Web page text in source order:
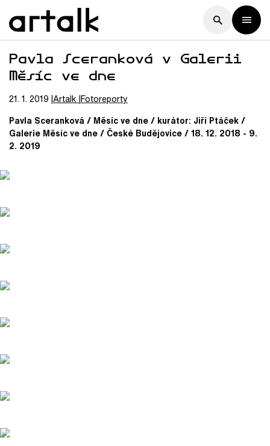
Pavla Sceranková v Galerii
Měsíc ve dne
21. 1. 2019 Artalk Fotoreporty
Pavla Sceranková / Měsíc ve dne / kurátor: Jiří Ptáček /
Galerie Měsíc ve dne / České Budějovice / 18. 12. 2018 - 9.
2. 2019